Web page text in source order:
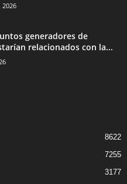
2026
generadores de
relacionados con la...
8622
7255
3177